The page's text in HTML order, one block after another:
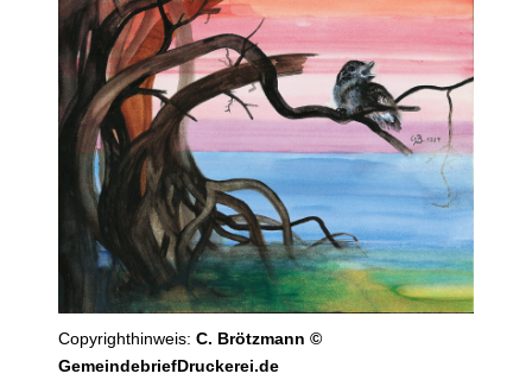
Copyrighthinweis:C. Brötzmann ©
GemeindebriefDruckerei.de